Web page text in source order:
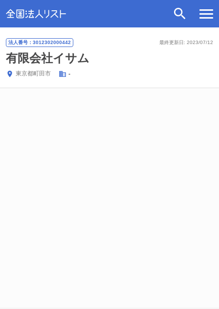
最終更新日: 2023/07/12
法人番号：3012302000442
有限会社イサム
東京都町田市 -